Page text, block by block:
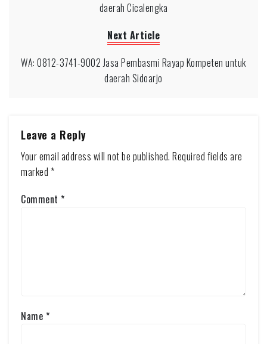
daerah Cicalengka
Next Article
WA: 0812-3741-9002 Jasa Pembasmi Rayap Kompeten untuk
daerah Sidoarjo
Leave a Reply
Your email address will not be published. Required fields are
marked *
Comment *
Name *